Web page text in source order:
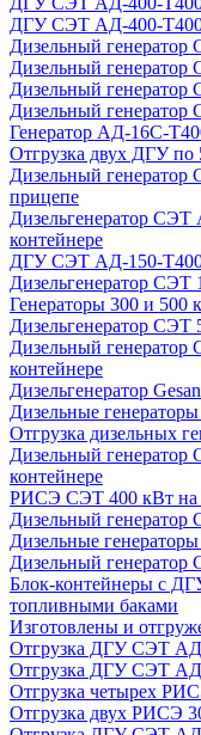
ДГУ СЭТ АД-400-Т400
Дизельный
Дизельный
Дизельный
Дизельный
Генератор АД-16С-
Отгрузка двух ДГУ по
Дизельный
прицепе
Дизельгенератор
контейнере
ДГУ СЭТ АД-150-Т400
Дизельгенератор СЭТ
Генераторы 300 и 500
Дизельгенератор СЭТ
Дизельный
контейнере
Дизельгенератор
Дизельные
Отгрузка дизельных
Дизельный
контейнере
РИСЭ СЭТ 400 кВт
Дизельный генератор
Дизельные
Дизельный генератор
Блок-контейнеры с
топливными баками
Изготовлены и
Отгрузка ДГУ СЭТ
Отгрузка ДГУ СЭТ
Отгрузка четырех
Отгрузка двух РИСЭ